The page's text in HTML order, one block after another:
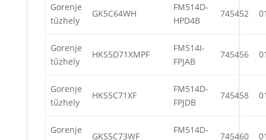
Gorenje
tűzhely
GK5C64WH
FM514D-
HPD4B
745452
Gorenje
tűzhely
HKS5D71XMPF
FM514I-
FPJAB
745456
Gorenje
tűzhely
HKS5C71XF
FM514D-
FPJDB
745458
Gorenje
GKS5C73WF
FM514D-
745460